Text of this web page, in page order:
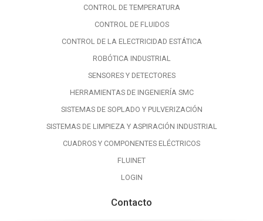
CONTROL DE TEMPERATURA
CONTROL DE FLUIDOS
CONTROL DE LA ELECTRICIDAD ESTÁTICA
ROBÓTICA INDUSTRIAL
SENSORES Y DETECTORES
HERRAMIENTAS DE INGENIERÍA SMC
SISTEMAS DE SOPLADO Y PULVERIZACIÓN
SISTEMAS DE LIMPIEZA Y ASPIRACIÓN INDUSTRIAL
CUADROS Y COMPONENTES ELÉCTRICOS
FLUINET
LOGIN
Contacto